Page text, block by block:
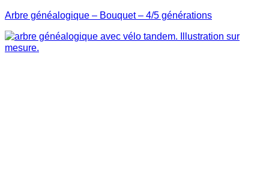
Arbre généalogique – Bouquet – 4/5 générations